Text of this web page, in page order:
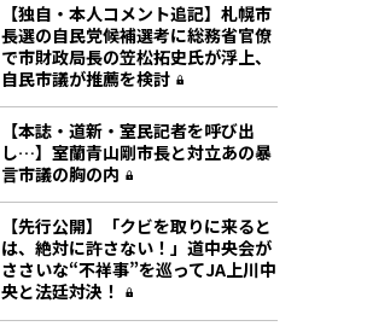
【独自・本人コメント追記】札幌市
長選の自民党候補選考に総務省官僚
で市財政局長の笠松拓史氏が浮上、
自民市議が推薦を検討
【本誌・道新・室民記者を呼び出
し…】室蘭青山剛市長と対立あの暴
言市議の胸の内
【先行公開】「クビを取りに来ると
は、絶対に許さない！」道中央会が
ささいな“不祥事”を巡ってJA上川中
央と法廷対決！